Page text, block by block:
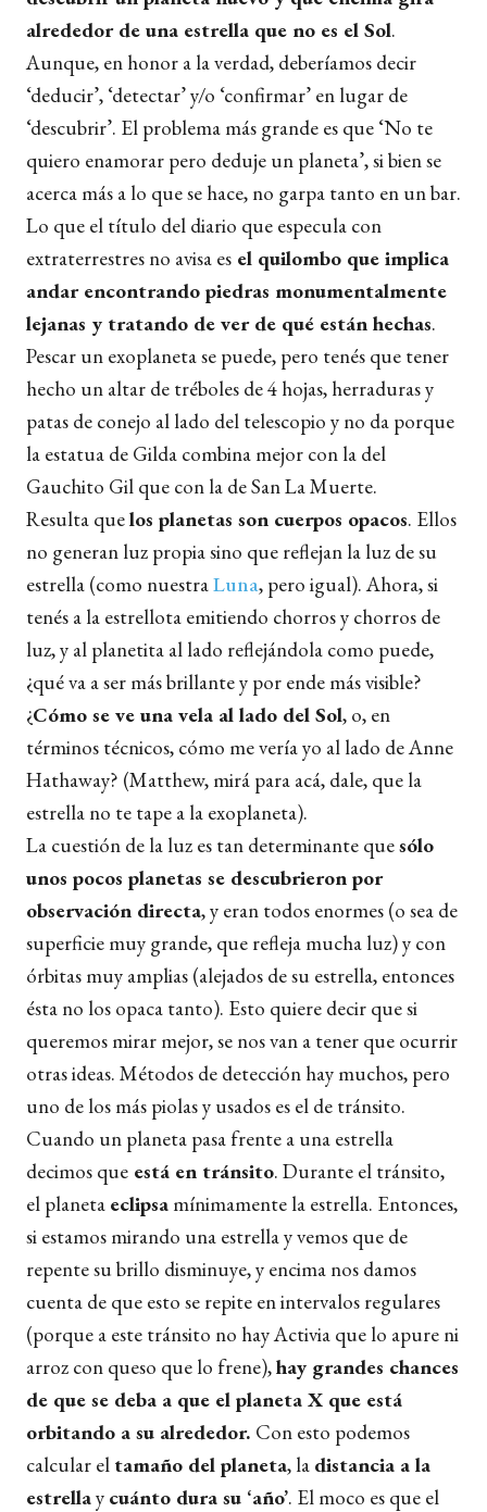
alrededor de una estrella que no es el Sol.
Aunque, en honor a la verdad, deberíamos decir
‘deducir’, ‘detectar’ y/o ‘confirmar’ en lugar de
‘descubrir’. El problema más grande es que ‘No te
quiero enamorar pero deduje un planeta’, si bien se
acerca más a lo que se hace, no garpa tanto en un bar.
Lo que el título del diario que especula con
extraterrestres no avisa es el quilombo que implica
andar encontrando piedras monumentalmente
lejanas y tratando de ver de qué están hechas.
Pescar un exoplaneta se puede, pero tenés que tener
hecho un altar de tréboles de 4 hojas, herraduras y
patas de conejo al lado del telescopio y no da porque
la estatua de Gilda combina mejor con la del
Gauchito Gil que con la de San La Muerte.
Resulta quelos planetas son cuerpos opacos. Ellos
no generan luz propia sino que reflejan la luz de su
estrella (como nuestraLuna, pero igual). Ahora, si
tenés a la estrellota emitiendo chorros y chorros de
luz, y al planetita al lado reflejándola como puede,
¿qué va a ser más brillante y por ende más visible?
¿Cómo se ve una vela al lado del Sol, o, en
términos técnicos, cómo me vería yo al lado de Anne
Hathaway? (Matthew, mirá para acá, dale, que la
estrella no te tape a la exoplaneta).
La cuestión de la luz es tan determinante quesólo
unos pocos planetas se descubrieron por
observación directa, y eran todos enormes (o sea de
superficie muy grande, que refleja mucha luz) y con
órbitas muy amplias (alejados de su estrella, entonces
ésta no los opaca tanto). Esto quiere decir que si
queremos mirar mejor, se nos van a tener que ocurrir
otras ideas. Métodos de detección hay muchos, pero
uno de los más piolas y usados es el de tránsito.
Cuando un planeta pasa frente a una estrella
decimos que está en tránsito. Durante el tránsito,
el planeta eclipsa mínimamente la estrella. Entonces,
si estamos mirando una estrella y vemos que de
repente su brillo disminuye, y encima nos damos
cuenta de que esto se repite en intervalos regulares
(porque a este tránsito no hay Activia que lo apure ni
arroz con queso que lo frene),hay grandes chances
de que se deba a que el planeta X que está
orbitando a su alrededor. Con esto podemos
calcular el tamaño del planeta, la distancia a la
estrellay cuánto dura su ‘año’. El moco es que el